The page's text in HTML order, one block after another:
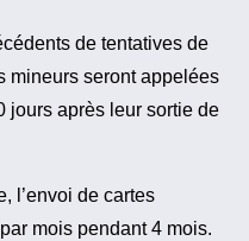
de tentatives de
mineurs seront appelées
jours après leur sortie de
l’envoi de cartes
mois pendant 4 mois.